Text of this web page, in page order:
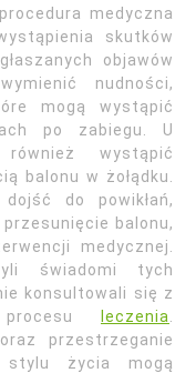
medyczna
skutków
objawów
nudności,
mogą wystąpić
po zabiegu. U
wystąpić
balonu w żołądku.
do powikłań,
balonu,
medycznej.
świadomi tych
konsultowali się z
procesu
leczenia
przestrzeganie
życia mogą